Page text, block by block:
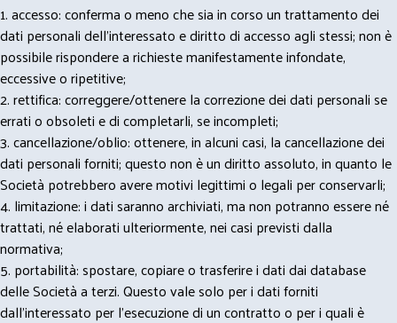
1. accesso: conferma o meno che sia in corso un trattamento dei
dati personali dell’interessato e diritto di accesso agli stessi; non è
possibile rispondere a richieste manifestamente infondate,
eccessive o ripetitive;
2. rettifica: correggere/ottenere la correzione dei dati personali se
errati o obsoleti e di completarli, se incompleti;
3. cancellazione/oblio: ottenere, in alcuni casi, la cancellazione dei
dati personali forniti; questo non è un diritto assoluto, in quanto le
Società potrebbero avere motivi legittimi o legali per conservarli;
4. limitazione: i dati saranno archiviati, ma non potranno essere né
trattati, né elaborati ulteriormente, nei casi previsti dalla
normativa;
5. portabilità: spostare, copiare o trasferire i dati dai database
delle Società a terzi. Questo vale solo per i dati forniti
dall’interessato per l’esecuzione di un contratto o per i quali è